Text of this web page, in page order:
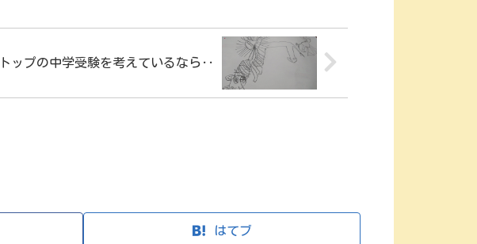
トップの中学受験を考えているなら‥
はてブ